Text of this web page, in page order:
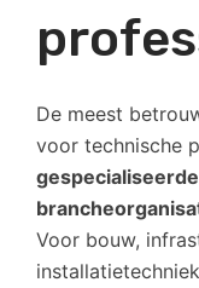
De meest
voor technische
Voor bouw,